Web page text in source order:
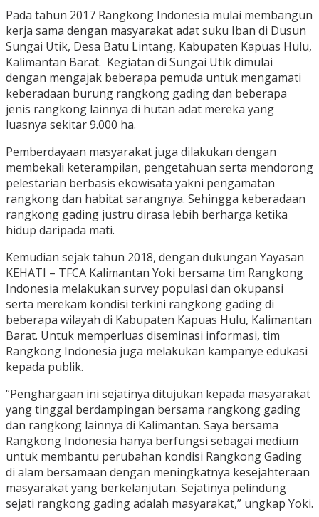
Pada tahun 2017 Rangkong Indonesia mulai membangun
kerja sama dengan masyarakat adat suku Iban di Dusun
Sungai Utik, Desa Batu Lintang, Kabupaten Kapuas Hulu,
Kalimantan Barat. Kegiatan di Sungai Utik dimulai
dengan mengajak beberapa pemuda untuk mengamati
keberadaan burung rangkong gading dan beberapa
jenis rangkong lainnya di hutan adat mereka yang
luasnya sekitar 9.000 ha.
Pemberdayaan masyarakat juga dilakukan dengan
membekali keterampilan, pengetahuan serta mendorong
pelestarian berbasis ekowisata yakni pengamatan
rangkong dan habitat sarangnya. Sehingga keberadaan
rangkong gading justru dirasa lebih berharga ketika
hidup daripada mati.
Kemudian sejak tahun 2018, dengan dukungan Yayasan
KEHATI – TFCA Kalimantan Yoki bersama tim Rangkong
Indonesia melakukan survey populasi dan okupansi
serta merekam kondisi terkini rangkong gading di
beberapa wilayah di Kabupaten Kapuas Hulu, Kalimantan
Barat. Untuk memperluas diseminasi informasi, tim
Rangkong Indonesia juga melakukan kampanye edukasi
kepada publik.
“Penghargaan ini sejatinya ditujukan kepada masyarakat
yang tinggal berdampingan bersama rangkong gading
dan rangkong lainnya di Kalimantan. Saya bersama
Rangkong Indonesia hanya berfungsi sebagai medium
untuk membantu perubahan kondisi Rangkong Gading
di alam bersamaan dengan meningkatnya kesejahteraan
masyarakat yang berkelanjutan. Sejatinya pelindung
sejati rangkong gading adalah masyarakat,” ungkap Yoki.